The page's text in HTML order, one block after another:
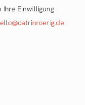
Ihre Einwilligung